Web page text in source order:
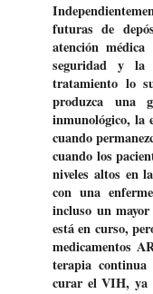
futuras de
atención
seguridad y la
tratamiento lo
produzca una
inmunológico, la
cuando
cuando los
niveles altos en
con una
incluso un
está en curso,
medicamentos
terapia
curar el VIH, ya